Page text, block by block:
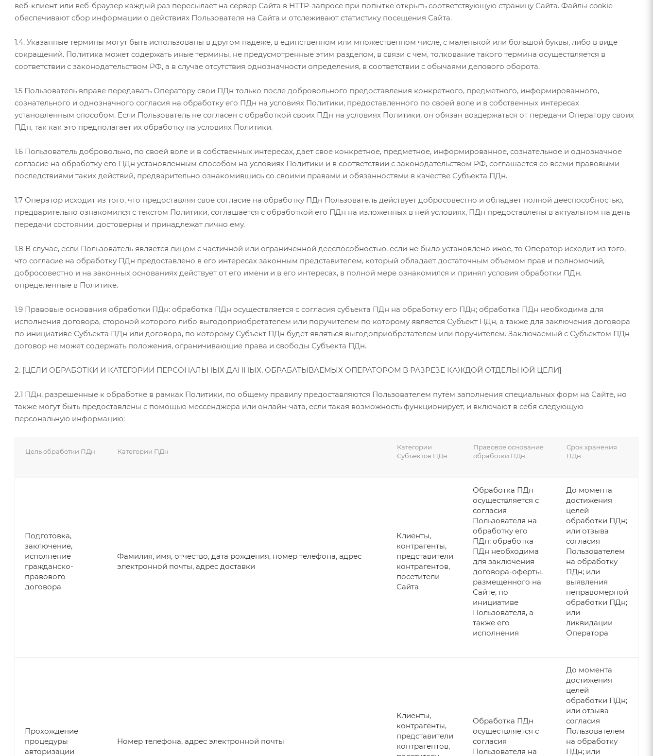
веб-клиент или веб-браузер каждый раз пересылает на сервер Сайта в НТТР-запросе при попытке открыть соответствующую страницу Сайта. Файлы cookie
обеспечивают сбор информации о действиях Пользователя на Сайта и отслеживают статистику посещения Сайта.
1.4. Указанные термины могут быть использованы в другом падеже, в единственном или множественном числе, с маленькой или большой буквы, либо в виде
сокращений. Политика может содержать иные термины, не предусмотренные этим разделом, в связи с чем, толкование такого термина осуществляется в
соответствии с законодательством РФ, а в случае отсутствия однозначности определения, в соответствии с обычаями делового оборота.
1.5 Пользователь вправе передавать Оператору свои ПДн только после добровольного предоставления конкретного, предметного, информированного,
сознательного и однозначного согласия на обработку его ПДн на условиях Политики, предоставленного по своей воле и в собственных интересах
установленным способом. Если Пользователь не согласен с обработкой своих ПДн на условиях Политики, он обязан воздержаться от передачи Оператору своих
ПДн, так как это предполагает их обработку на условиях Политики.
1.6 Пользователь добровольно, по своей воле и в собственных интересах, дает свое конкретное, предметное, информированное, сознательное и однозначное
согласие на обработку его ПДн установленным способом на условиях Политики и в соответствии с законодательством РФ, соглашается со всеми правовыми
последствиями таких действий, предварительно ознакомившись со своими правами и обязанностями в качестве Субъекта ПДн.
1.7 Оператор исходит из того, что предоставляя свое согласие на обработку ПДн Пользователь действует добросовестно и обладает полной дееспособностью,
предварительно ознакомился с текстом Политики, соглашается с обработкой его ПДн на изложенных в ней условиях, ПДн предоставлены в актуальном на день
передачи состоянии, достоверны и принадлежат лично ему.
1.8 В случае, если Пользователь является лицом с частичной или ограниченной дееспособностью, если не было установлено иное, то Оператор исходит из того,
что согласие на обработку ПДн предоставлено в его интересах законным представителем, который обладает достаточным объемом прав и полномочий,
добросовестно и на законных основаниях действует от его имени и в его интересах, в полной мере ознакомился и принял условия обработки ПДн,
определенные в Политике.
1.9 Правовые основания обработки ПДн: обработка ПДн осуществляется с согласия субъекта ПДн на обработку его ПДн; обработка ПДн необходима для
исполнения договора, стороной которого либо выгодоприобретателем или поручителем по которому является Субъект ПДн, а также для заключения договора
по инициативе Субъекта ПДн или договора, по которому Субъект ПДн будет являться выгодоприобретателем или поручителем. Заключаемый с Субъектом ПДн
договор не может содержать положения, ограничивающие права и свободы Субъекта ПДн.
2. [ЦЕЛИ ОБРАБОТКИ И КАТЕГОРИИ ПЕРСОНАЛЬНЫХ ДАННЫХ, ОБРАБАТЫВАЕМЫХ ОПЕРАТОРОМ В РАЗРЕЗЕ КАЖДОЙ ОТДЕЛЬНОЙ ЦЕЛИ]
2.1 ПДн, разрешенные к обработке в рамках Политики, по общему правилу предоставляются Пользователем путём заполнения специальных форм на Сайте, но
также могут быть предоставлены с помощью мессенджера или онлайн-чата, если такая возможность функционирует, и включают в себя следующую
персональную информацию:
Цель обработки ПДн Категории ПДн
Категории
Субъектов ПДн
Правовое основание
обработки ПДн
Срок хранения
ПДн
Подготовка,
заключение,
исполнение
гражданско-
правового
договора
Фамилия, имя, отчество, дата рождения, номер телефона, адрес
электронной почты, адрес доставки
Клиенты,
контрагенты,
представители
контрагентов,
посетители
Сайта
Обработка ПДн
осуществляется с
согласия
Пользователя на
обработку его
ПДн; обработка
ПДн необходима
для заключения
договора-оферты,
размещенного на
Сайте, по
инициативе
Пользователя, а
также его
исполнения
До момента
достижения
целей
обработки ПДн;
или отзыва
согласия
Пользователем
на обработку
ПДн; или
выявления
неправомерной
обработки ПДн;
или
ликвидации
Оператора
Прохождение
процедуры
авторизации
Номер телефона, адрес электронной почты
Клиенты,
контрагенты,
представители
контрагентов,
Обработка ПДн
осуществляется с
согласия
Пользователя на
До момента
достижения
целей
обработки ПДн;
или отзыва
согласия
Пользователем
на обработку
ПДн; или